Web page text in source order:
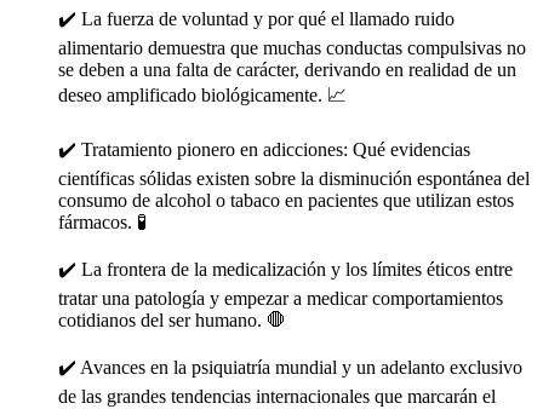
✔️ La fuerza de voluntad y por qué el llamado ruido
alimentario demuestra que muchas conductas compulsivas no
se deben a una falta de carácter, derivando en realidad de un
deseo amplificado biológicamente. 📈
✔️ Tratamiento pionero en adicciones: Qué evidencias
científicas sólidas existen sobre la disminución espontánea del
consumo de alcohol o tabaco en pacientes que utilizan estos
fármacos. 🧪
✔️ La frontera de la medicalización y los límites éticos entre
tratar una patología y empezar a medicar comportamientos
cotidianos del ser humano. 🛑
✔️ Avances en la psiquiatría mundial y un adelanto exclusivo
de las grandes tendencias internacionales que marcarán el